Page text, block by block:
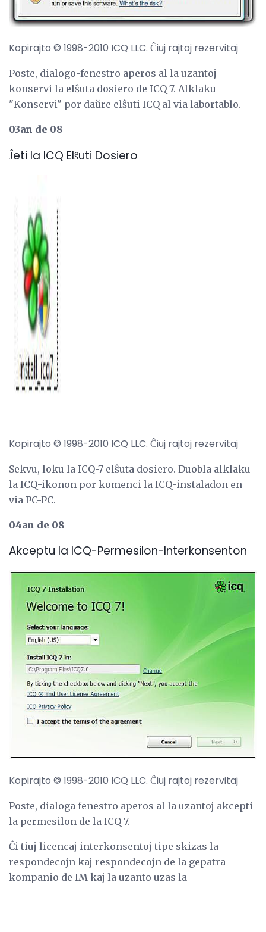
Kopirajto © 1998-2010 ICQ LLC. Ĉiuj rajtoj rezervitaj
Poste, dialogo-fenestro aperos al la uzantoj
konservi la elŝuta dosiero de ICQ 7. Alklaku
"Konservi" por daŭre elŝuti ICQ al via labortablo.
03an de 08
Ĵeti la ICQ Elŝuti Dosiero
ad
Kopirajto © 1998-2010 ICQ LLC. Ĉiuj rajtoj rezervitaj
Sekvu, loku la ICQ-7 elŝuta dosiero. Duobla alklaku
la ICQ-ikonon por komenci la ICQ-instaladon en
via PC-PC.
04an de 08
Akceptu la ICQ-Permesilon-Interkonsenton
Kopirajto © 1998-2010 ICQ LLC. Ĉiuj rajtoj rezervitaj
Poste, dialoga fenestro aperos al la uzantoj akcepti
la permesilon de la ICQ 7.
Ĉi tiuj licencaj interkonsentoj tipe skizas la
respondecojn kaj respondecojn de la gepatra
kompanio de IM kaj la uzanto uzas la